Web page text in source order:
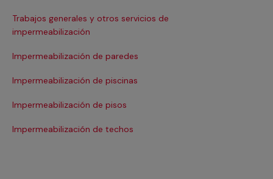
Trabajos generales y otros servicios de
impermeabilización
Impermeabilización de paredes
Impermeabilización de piscinas
Impermeabilización de pisos
Impermeabilización de techos